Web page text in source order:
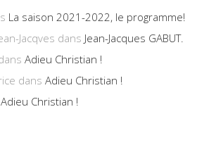
La saison 2021-2022, le programme!
Jacqves dans Jean-Jacques GABUT.
Adieu Christian !
dans Adieu Christian !
Adieu Christian !